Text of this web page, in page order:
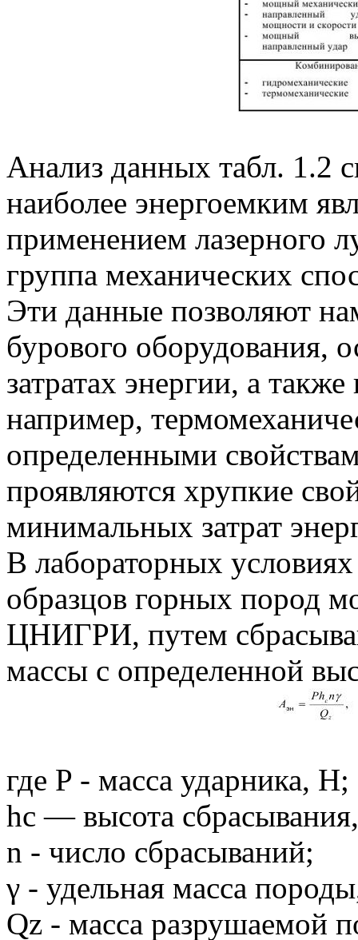
Анализ данных табл. 1.2
наиболее энергоемким
применением лазерного
группа механических
Эти данные позволяют
бурового оборудования,
затратах энергии, а
например,
определенными
проявляются хрупкие
минимальных затрат
В лабораторных
образцов горных пород
ЦНИГРИ, путем
массы с определенной
где P - масса ударника, Н;
hc — высота
n - число сбрасываний;
γ - удельная масса
Qz - масса разрушаемой